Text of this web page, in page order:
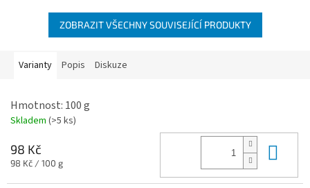
ZOBRAZIT VŠECHNY SOUVISEJÍCÍ PRODUKTY
Varianty Popis Diskuze
Hmotnost: 100 g
Skladem (>5 ks)
98 Kč
Měrná
98 Kč / 100 g